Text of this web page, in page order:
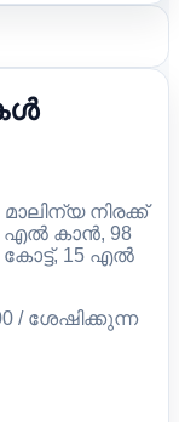
നിരക്ക്
എൽ കാൻ, 98
15 എൽ
/ ശേഷിക്കുന്ന